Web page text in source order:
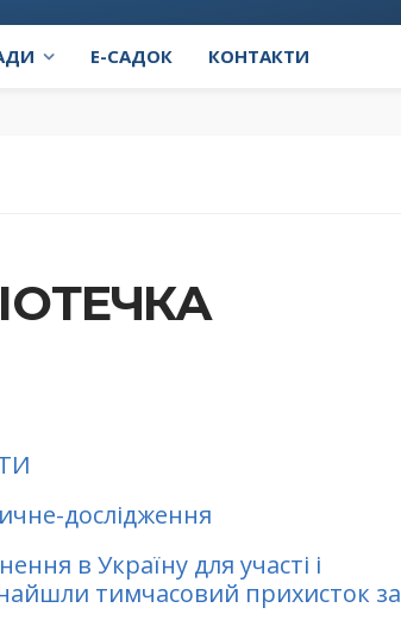
E-САДОК КОНТАКТИ
дослідження
в Україну для участі і
тимчасовий прихисток за